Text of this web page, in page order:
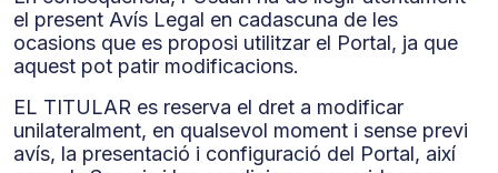
el present Avís Legal en cadascuna de les
ocasions que es proposi utilitzar el Portal, ja que
aquest pot patir modificacions.
EL TITULAR es reserva el dret a modificar
unilateralment, en qualsevol moment i sense previ
avís, la presentació i configuració del Portal, així